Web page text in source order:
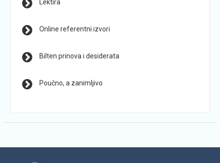
Lektira
Online referentni izvori
Bilten prinova i desiderata
Poučno, a zanimljivo